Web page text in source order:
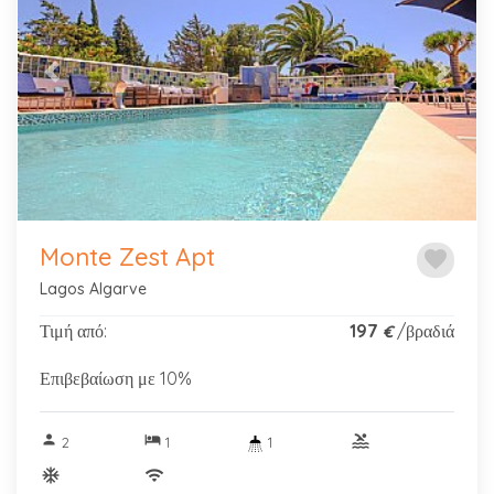
Previous Next
favorite
Monte Zest Apt
Lagos Algarve
Τιμή από: 197 €/βραδιά
Επιβεβαίωση με 10%
person 2 hotel1 1
pool
ac_unitif
wifi